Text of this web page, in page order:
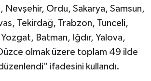
Nevşehir, Ordu, Sakarya, Samsun,
Tekirdağ, Trabzon, Tunceli,
Yozgat, Batman, Iğdır, Yalova,
olmak üzere toplam 49 ilde
ifadesini kullandı.